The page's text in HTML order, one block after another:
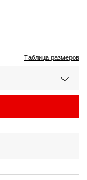
Таблица размеров